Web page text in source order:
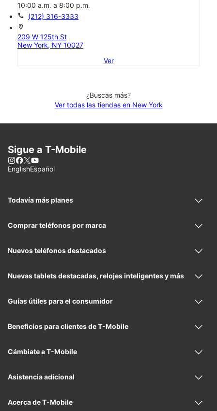
10:00 a.m. a 8:00 p.m.
call (212) 316-3333
location_on
209 W 125th St
New York, NY 10027
Ver
¿Buscas más?
Ver todas las tiendas en New York